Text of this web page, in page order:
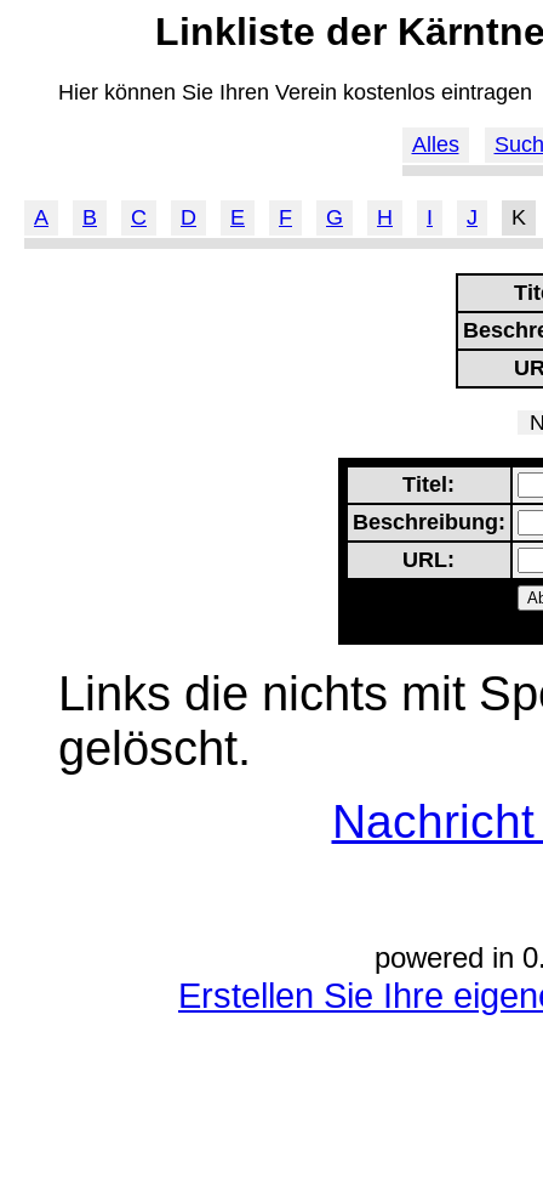
Linkliste der
Hier können Sie Ihren Verein kostenlos eintragen
Alles
A B C D E F G H I J K
Titel:
Beschreibung:
URL:
Links die nichts mit
gelöscht.
powered in
Erstellen Sie Ihre